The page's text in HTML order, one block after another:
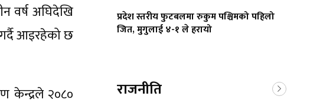
वर्ष अघिदेखि
आइरहेको छ
केन्द्रले २०८०
प्रदेश स्तरीय फुटबलमा रुकुम पश्चिमको पहिलो
जित, मुगुलाई ४-१ ले हरायो
राजनीति